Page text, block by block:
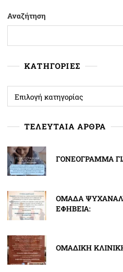
Αναζήτηση
ΚΑΤΗΓΟΡΙΕΣ
ΤΕΛΕΥΤΑΙΑ ΑΡΘΡΑ
ΓΟΝΕΟΓΡΑΜΜΑ
ΟΜΑΔΑ
ΕΦΗΒΕΙΑ:
ΟΜΑΔΙΚΗ